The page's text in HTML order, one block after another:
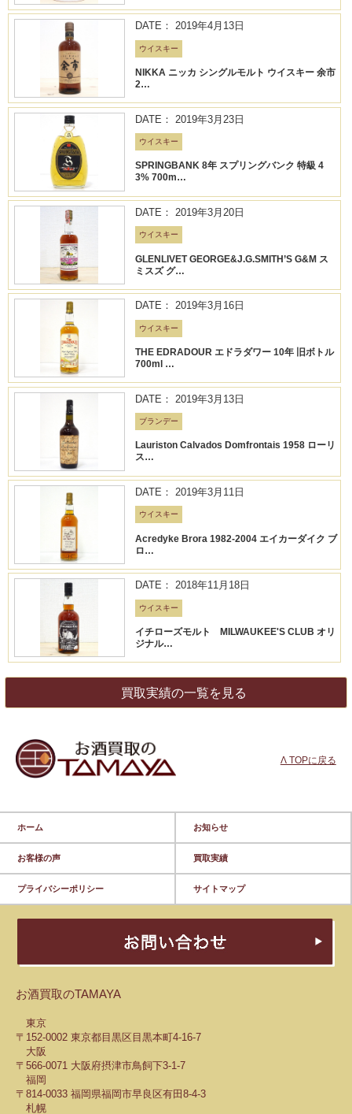
DATE： 2019年4月13日
ウイスキー
NIKKA ニッカ シングルモルト ウイスキー 余市
2…
DATE： 2019年3月23日
ウイスキー
SPRINGBANK 8年 スプリングバンク 特級 4
3% 700m…
DATE： 2019年3月20日
ウイスキー
GLENLIVET GEORGE&J.G.SMITH’S G&M ス
ミスズ グ…
DATE： 2019年3月16日
ウイスキー
THE EDRADOUR エドラダワー 10年 旧ボトル
700ml …
DATE： 2019年3月13日
ブランデー
Lauriston Calvados Domfrontais 1958 ローリ
ス…
DATE： 2019年3月11日
ウイスキー
Acredyke Brora 1982-2004 エイカーダイク ブ
ロ…
DATE： 2018年11月18日
ウイスキー
イチローズモルト MILWAUKEE'S CLUB オリ
ジナル…
買取実績の一覧を見る
Λ TOPに戻る
ホーム お知らせ
お客様の声 買取実績
プライバシーポリシー サイトマップ
お酒買取のTAMAYA
東京
〒152-0002 東京都目黒区目黒本町4-16-7
大阪
〒566-0071 大阪府摂津市鳥飼下3-1-7
福岡
〒814-0033 福岡県福岡市早良区有田8-4-3
札幌